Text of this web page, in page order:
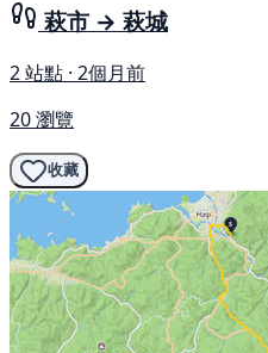
萩市 → 萩城
2 站點 · 2個月前
20 瀏覽
收藏